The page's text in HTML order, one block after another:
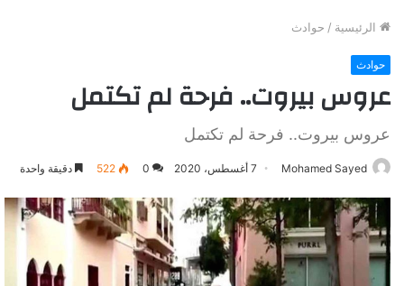
الرئيسية / حوادث
حوادث
عروس بيروت.. فرحة لم تكتمل
عروس بيروت.. فرحة لم تكتمل
Mohamed Sayed 7 أغسطس، 2020 0
522 دقيقة واحدة